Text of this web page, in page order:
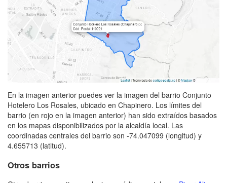
En la imagen anterior puedes ver la imagen del barrio Conjunto
Hotelero Los Rosales, ubicado en Chapinero. Los límites del
barrio (en rojo en la imagen anterior) han sido extraídos basados
en los mapas disponibilizados por la alcaldía local. Las
coordinadas centrales del barrio son -74.047099 (longitud) y
4.655713 (latitud).
Otros barrios